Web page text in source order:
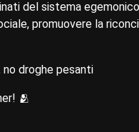
del sistema
promuovere la
droghe pesanti
🫂